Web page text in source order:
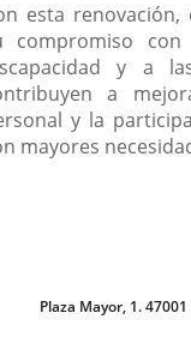
esta
compromiso
y a
a
y la
mayores
Plaza Mayor, 1.